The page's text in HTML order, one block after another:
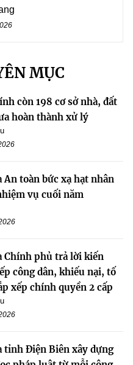
MỤC
còn 198 cơ sở nhà, đất
hoàn thành xử lý
An toàn bức xạ hạt nhân
vụ cuối năm
Chính phủ trả lời kiến
công dân, khiếu nại, tố
xếp chính quyền 2 cấp
tỉnh Điện Biên xây dựng